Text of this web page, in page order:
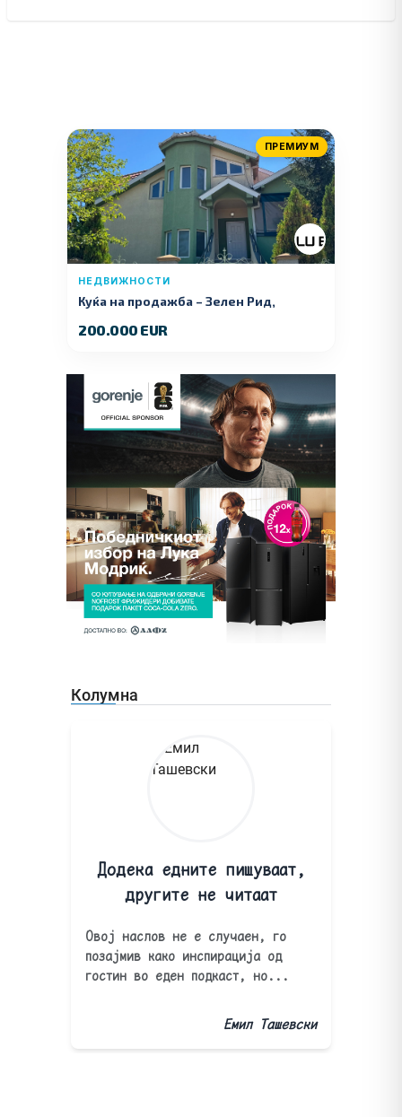
ПРЕМИУМ
НЕДВИЖНОСТИ
Куќа на продажба – Зелeн Рид,
200.000 EUR
Колумна
Додека едните пишуваат,
другите не читаат
Овој наслов не е случаен, го
позајмив како инспирација од
гостин во еден подкаст, но...
Емил Ташевски